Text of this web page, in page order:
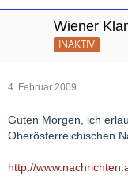
Wiener
INAKTIV
4. Februar 2009
Guten Morgen, ich
Oberösterreichischen
http://